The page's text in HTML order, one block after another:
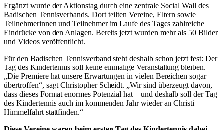
Ergänzt wurde der Aktionstag durch eine zentrale Social Wall des
Badischen Tennisverbands. Dort teilten Vereine, Eltern sowie
Teilnehmerinnen und Teilnehmer im Laufe des Tages zahlreiche
Eindrücke von den Anlagen. Bereits jetzt wurden mehr als 50 Bilder
und Videos veröffentlicht.
Für den Badischen Tennisverband steht deshalb schon jetzt fest: Der
Tag des Kindertennis soll keine einmalige Veranstaltung bleiben.
„Die Premiere hat unsere Erwartungen in vielen Bereichen sogar
übertroffen“, sagt Christopher Scheidt. „Wir sind überzeugt davon,
dass dieses Format enormes Potenzial hat – und deshalb soll der Tag
des Kindertennis auch im kommenden Jahr wieder an Christi
Himmelfahrt stattfinden.“